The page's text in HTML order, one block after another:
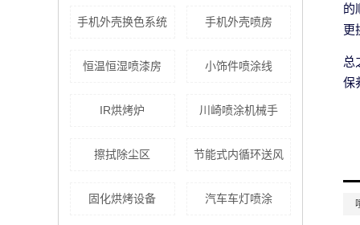
手机外壳换色系统 手机外壳喷房
恒温恒湿喷漆房 小饰件喷涂线
IR烘烤炉 川崎喷涂机械手
擦拭除尘区 节能式内循环送风
固化烘烤设备 汽车车灯喷涂
的
更
总
保